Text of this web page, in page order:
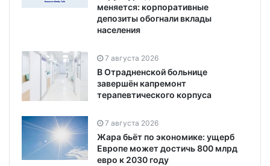
меняется: корпоративные
депозиты обогнали вклады
населения
7 августа 2026
В Отрадненской больнице
завершён капремонт
терапевтического корпуса
7 августа 2026
Жара бьёт по экономике: ущерб
Европе может достичь 800 млрд
евро к 2030 году